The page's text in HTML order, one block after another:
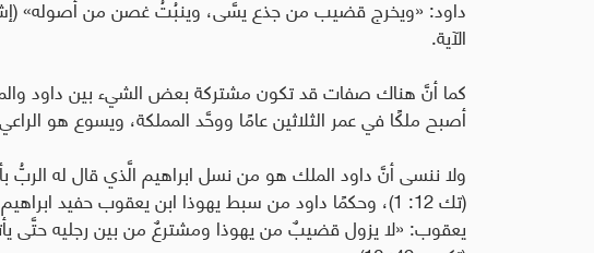
الآية.
كما أنَّ هناك صفات قد تكون مشتركة بعض الشيء بين داود
أصبح ملكًا في عمر الثلاثين عامًا ووحَّد المملكة، ويسوع هو
ولا ننسى أنَّ داود الملك هو من نسل ابراهيم الَّذي قال له الربُّ
(تك 12: 1)، وحكمًا داود من سبط يهوذا ابن يعقوب حفيد
يعقوب: «لا يزول قضيبٌ من يهوذا ومشترعٌ من بين رجليه